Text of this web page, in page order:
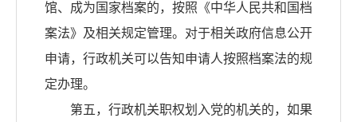
馆、成为国家档案的，按照《中华人民共和国档
案法》及相关规定管理。对于相关政府信息公开
申请，行政机关可以告知申请人按照档案法的规
定办理。
第五，行政机关职权划入党的机关的，如果